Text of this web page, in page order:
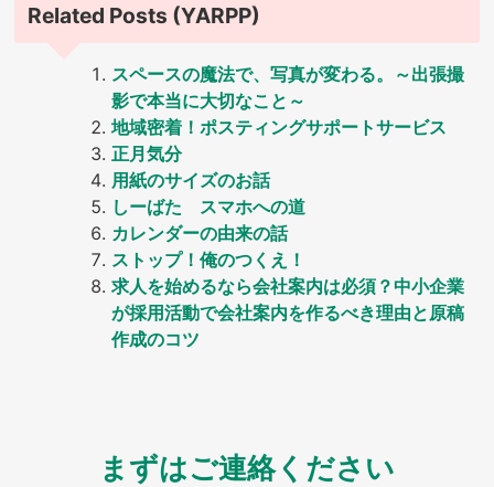
Related Posts (YARPP)
スペースの魔法で、写真が変わる。～出張撮
影で本当に大切なこと～
地域密着！ポスティングサポートサービス
正月気分
用紙のサイズのお話
しーばた スマホへの道
カレンダーの由来の話
ストップ！俺のつくえ！
求人を始めるなら会社案内は必須？中小企業
が採用活動で会社案内を作るべき理由と原稿
作成のコツ
まずはご連絡ください